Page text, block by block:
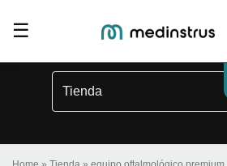
Toggle navigation
☰
equipo
Tienda